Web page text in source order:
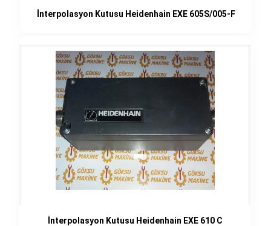
İnterpolasyon Kutusu Heidenhain EXE 605S/005-F
İnterpolasyon Kutusu Heidenhain EXE 610 C